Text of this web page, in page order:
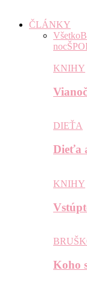
ČLÁNKY
Všetko
noc
KNIHY
DIEŤA
Dieťa
KNIHY
Koho